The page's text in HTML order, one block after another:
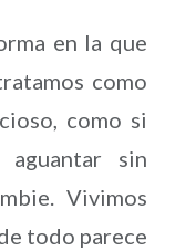
en la que
como
como si
aguantar sin
Vivimos
todo parece